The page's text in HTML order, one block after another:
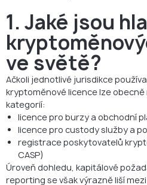
1. Jaké jsou
ve světě?
Ačkoli jednotlivé jurisdikce
kryptoměnové licence lze
kategorií:
licence pro burzy a obchodní
licence pro custody služby a
registrace poskytovatelů
CASP)
Úroveň dohledu, kapitálové
reporting se však výrazně liší